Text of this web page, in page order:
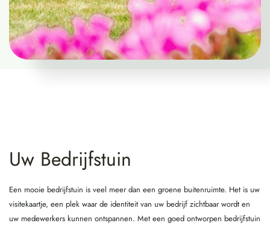
Uw Bedrijfstuin
Een mooie bedrijfstuin is veel meer dan een groene buitenruimte. Het is uw
visitekaartje, een plek waar de identiteit van uw bedrijf zichtbaar wordt en
uw medewerkers kunnen ontspannen. Met een goed ontworpen bedrijfstuin